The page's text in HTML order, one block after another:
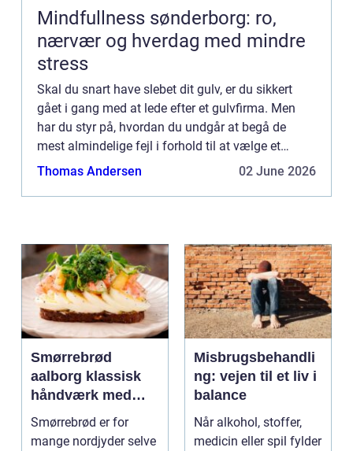
Mindfullness sønderborg: ro,
nærvær og hverdag med mindre
stress
Skal du snart have slebet dit gulv, er du sikkert
gået i gang med at lede efter et gulvfirma. Men
har du styr på, hvordan du undgår at begå de
mest almindelige fejl i forhold til at vælge et
gulvfirma og få slebet ...
Thomas Andersen 02 June 2026
Smørrebrød
aalborg klassisk
håndværk med
moderne twist
Smørrebrød er for
mange nordjyder selve
Misbrugsbehandli
ng: vejen til et liv i
balance
Når alkohol, stoffer,
medicin eller spil fylder